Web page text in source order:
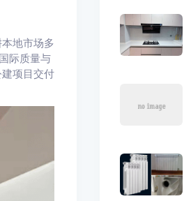
地市场多
际质量与
项目交付